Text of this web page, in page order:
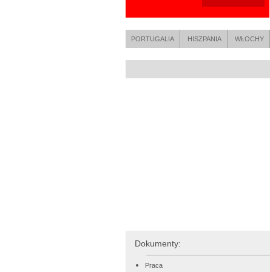
PORTUGALIA HISZPANIA WŁOCHY
Dokumenty:
Praca